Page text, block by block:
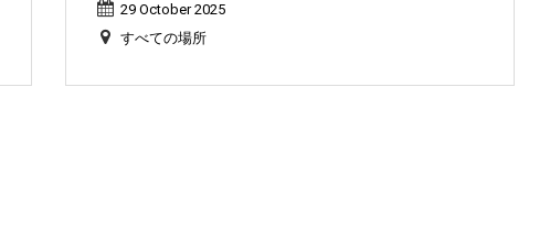
29 October 2025
すべての場所